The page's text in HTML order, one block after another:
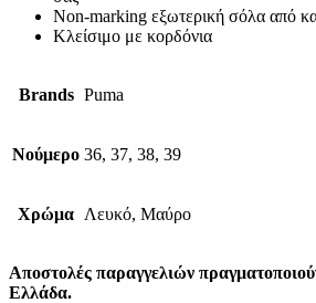
Non-marking εξωτερική σόλα από
Κλείσιμο με κορδόνια
Brands Puma
Νούμερο 36, 37, 38, 39
Χρώμα Λευκό, Μαύρο
Αποστολές παραγγελιών
Ελλάδα.